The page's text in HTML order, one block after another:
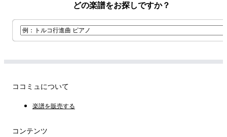
どの楽譜をお探しですか？
ココミュについて
楽譜を販売する
コンテンツ